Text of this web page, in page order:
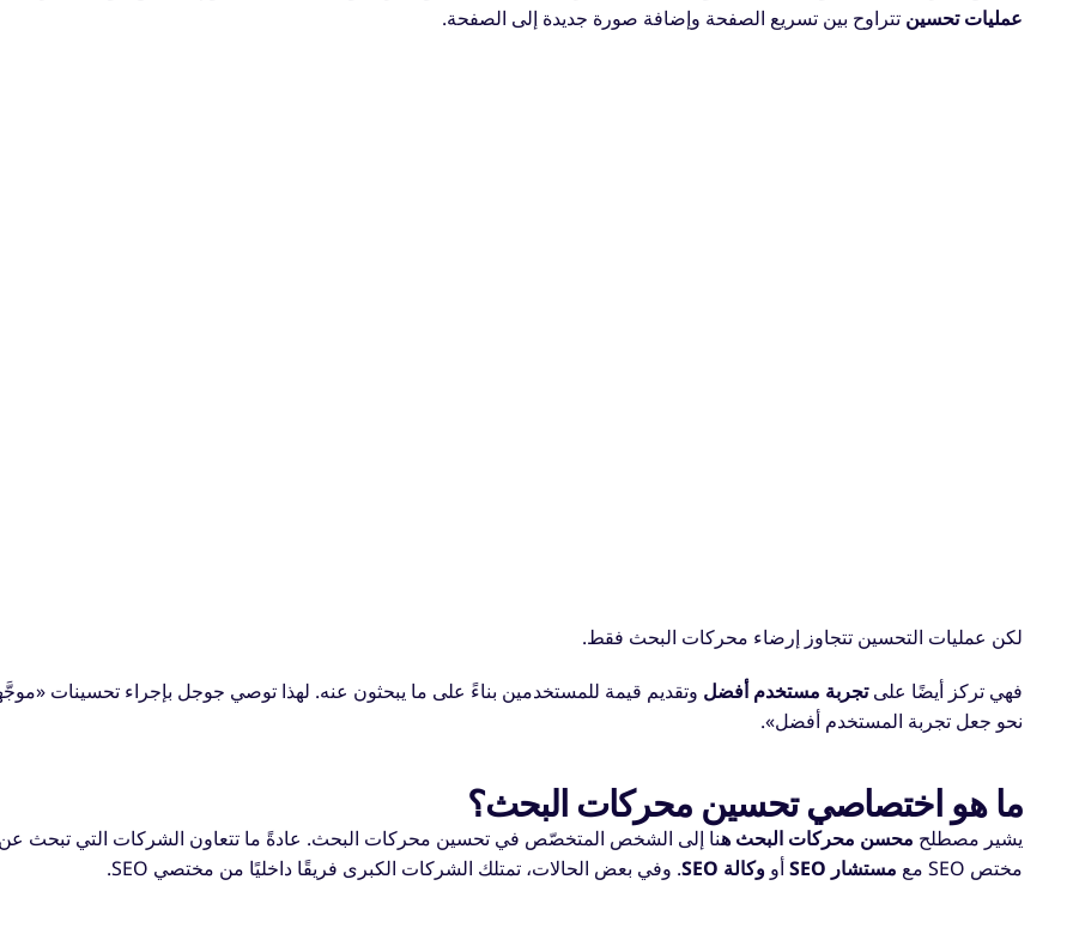
عمليات تحسين تتراوح بين تسريع الصفحة وإضافة صورة جديدة إلى الصفحة.
لكن عمليات التحسين تتجاوز إرضاء محركات البحث فقط.
فهي تركز أيضًا علىتجربة مستخدم أفضل وتقديم قيمة للمستخدمين بناءً على ما يبحثون عنه. لهذا توصي جوجل بإجراء تحسينات
نحو جعل تجربة المستخدم أفضل».
ما هو اختصاصي تحسين محركات البحث؟
يشير مصطلح محسن محركات البحث هنا إلى الشخص المتخصّص في تحسين محركات البحث. عادةً ما تتعاون الشركات التي تبحث
مختص SEO مع
مستشار SEO أو وكالة SEO . وفي بعض الحالات، تمتلك الشركات الكبرى فريقًا داخليًا من مختصي SEO.